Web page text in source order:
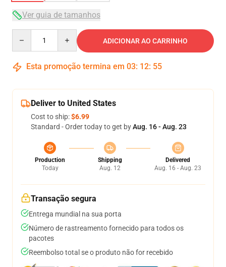
Ver guia de tamanhos
ADICIONAR AO CARRINHO
Esta promoção termina em 03: 12: 54
Deliver to United States
Cost to ship:$6.99
Standard - Order today to get byAug. 16 - Aug. 23
Production
Today
Shipping
Aug. 12
Delivered
Aug. 16 - Aug. 23
Transação segura
Entrega mundial na sua porta
Número de rastreamento fornecido para todos os
pacotes
Reembolso total se o produto não for recebido